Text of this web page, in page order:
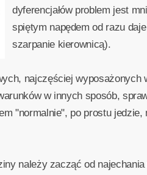
dyferencjałów problem jest
spiętym napędem od razu
szarpanie kierownicą).
najczęściej wyposażonych
w innych sposób,
"normalnie", po prostu
należy zacząć od najechania